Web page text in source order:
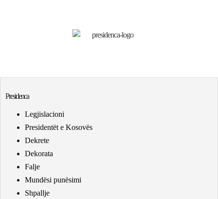
Presidenca
Legjislacioni
Presidentët e Kosovës
Dekrete
Dekorata
Falje
Mundësi punësimi
Shpallje